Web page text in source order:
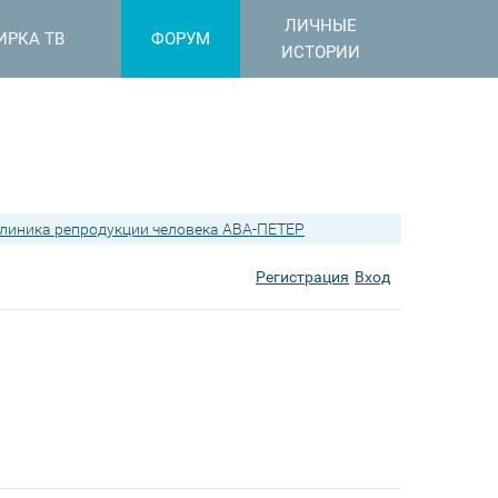
ТВ ФОРУМ
ЛИЧНЫЕ
ИСТОРИИ
репродукции человека АВА-ПЕТЕР
Регистрация Вход